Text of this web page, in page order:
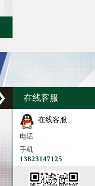
在线客服
在线客服
电话
手机
13823147125